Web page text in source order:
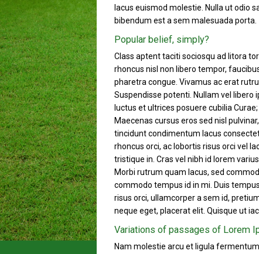
lacus euismod molestie. Nulla ut odio
bibendum est a sem malesuada porta.
Popular belief, simply?
Class aptent taciti sociosqu ad litora
rhoncus nisl non libero tempor,
pharetra congue. Vivamus ac erat
Suspendisse potenti. Nullam vel
luctus et ultrices posuere cubilia
Maecenas cursus eros sed nisl
tincidunt condimentum lacus
rhoncus orci, ac lobortis risus orci vel
tristique in. Cras vel nibh id lorem
Morbi rutrum quam lacus, sed
commodo tempus id in mi. Duis
risus orci, ullamcorper a sem id,
neque eget, placerat elit. Quisque ut
Variations of passages of Lorem
Nam molestie arcu et ligula